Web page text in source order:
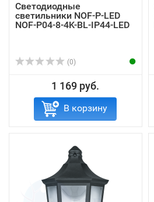
Светодиодные
светильники NOF-P-LED
NOF-P04-8-4K-BL-IP44-LED
(0)
1 169 руб.
В корзину